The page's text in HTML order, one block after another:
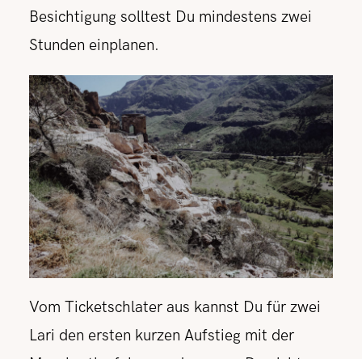
Besichtigung solltest Du mindestens zwei
Stunden einplanen.
Vom Ticketschlater aus kannst Du für zwei
Lari den ersten kurzen Aufstieg mit der